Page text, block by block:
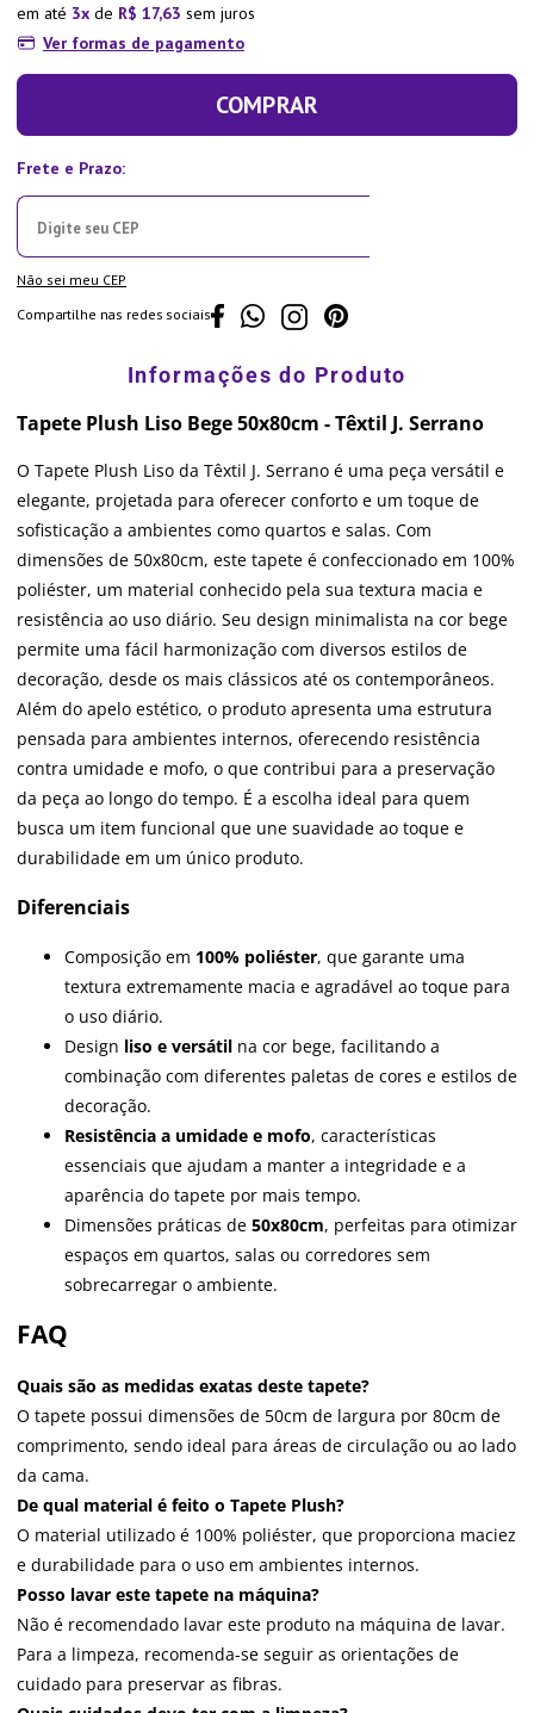
em até 3 de R$ 17,63 sem juros
Ver formas de pagamento
COMPRAR
Não sei meu CEP
Compartilhe nas redes sociais
Tapete Plush Liso Bege 50x80cm - Têxtil J. Serrano
O Tapete Plush Liso da Têxtil J. Serrano é uma peça versátil e
elegante, projetada para oferecer conforto e um toque de
sofisticação a ambientes como quartos e salas. Com
dimensões de 50x80cm, este tapete é confeccionado em 100%
poliéster, um material conhecido pela sua textura macia e
resistência ao uso diário. Seu design minimalista na cor bege
permite uma fácil harmonização com diversos estilos de
decoração, desde os mais clássicos até os contemporâneos.
Além do apelo estético, o produto apresenta uma estrutura
pensada para ambientes internos, oferecendo resistência
contra umidade e mofo, o que contribui para a preservação
da peça ao longo do tempo. É a escolha ideal para quem
busca um item funcional que une suavidade ao toque e
durabilidade em um único produto.
Diferenciais
Composição em 100% poliéster, que garante uma
textura extremamente macia e agradável ao toque para
o uso diário.
Design liso e versátil na cor bege, facilitando a
combinação com diferentes paletas de cores e estilos de
decoração.
Resistência a umidade e mofo, características
essenciais que ajudam a manter a integridade e a
aparência do tapete por mais tempo.
Dimensões práticas de 50x80cm, perfeitas para otimizar
espaços em quartos, salas ou corredores sem
sobrecarregar o ambiente.
FAQ
Quais são as medidas exatas deste tapete?
O tapete possui dimensões de 50cm de largura por 80cm de
comprimento, sendo ideal para áreas de circulação ou ao lado
da cama.
De qual material é feito o Tapete Plush?
O material utilizado é 100% poliéster, que proporciona maciez
e durabilidade para o uso em ambientes internos.
Posso lavar este tapete na máquina?
Não é recomendado lavar este produto na máquina de lavar.
Para a limpeza, recomenda-se seguir as orientações de
cuidado para preservar as fibras.